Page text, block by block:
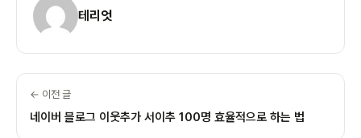
테리엇
← 이전 글
네이버 블로그 이웃추가 서이추 100명 효율적으로 하는 법